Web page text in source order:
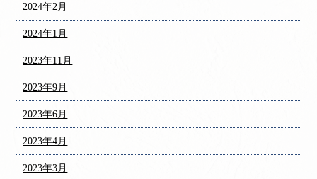
2024年2月
2024年1月
2023年11月
2023年9月
2023年6月
2023年4月
2023年3月